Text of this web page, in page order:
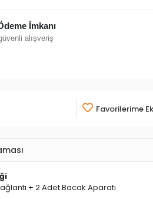
İmkanı
alışveriş
Favorilerime
+ 2 Adet Bacak Aparatı